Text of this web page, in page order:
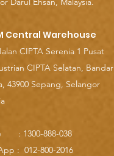
Central Warehouse
CIPTA Serenia 1 Pusat
CIPTA Selatan, Bandar
43900 Sepang, Selangor
: 1300-888-038
: 012-800-2016